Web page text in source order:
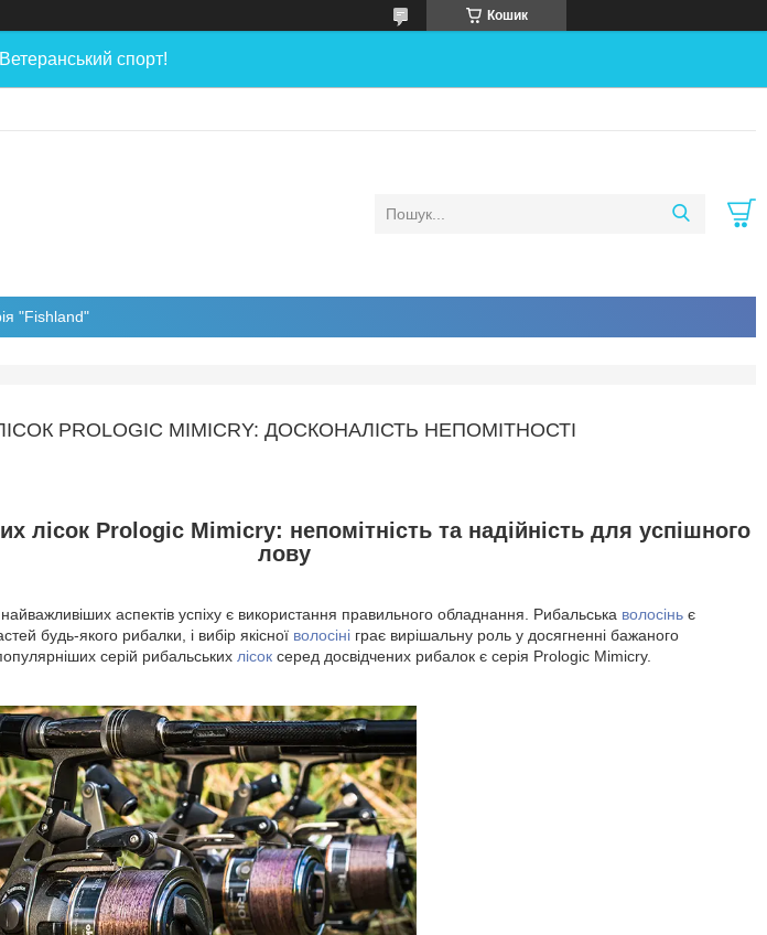
Кошик
спорт!
"Fishland"
PROLOGIC MIMICRY: ДОСКОНАЛІСТЬ НЕПОМІТНОСТІ
лісок Prologic Mimicry: непомітність та надійність для успішного
лову
найважливіших аспектів успіху є використання правильного обладнання. Рибальська волосінь є
будь-якого рибалки, і вибір якісної волосіні грає вирішальну роль у досягненні бажаного
серій рибальських лісок серед досвідчених рибалок є серія Prologic Mimicry.